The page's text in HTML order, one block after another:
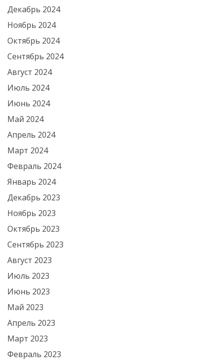
Декабрь 2024
Ноябрь 2024
Октябрь 2024
Сентябрь 2024
Август 2024
Июль 2024
Июнь 2024
Май 2024
Апрель 2024
Март 2024
Февраль 2024
Январь 2024
Декабрь 2023
Ноябрь 2023
Октябрь 2023
Сентябрь 2023
Август 2023
Июль 2023
Июнь 2023
Май 2023
Апрель 2023
Март 2023
Февраль 2023